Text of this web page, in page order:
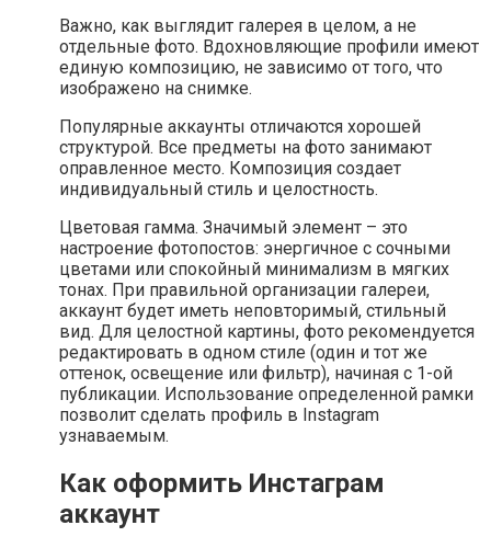
Важно, как выглядит галерея в целом, а не
отдельные фото. Вдохновляющие профили имеют
единую композицию, не зависимо от того, что
изображено на снимке.
Популярные аккаунты отличаются хорошей
структурой. Все предметы на фото занимают
оправленное место. Композиция создает
индивидуальный стиль и целостность.
Цветовая гамма. Значимый элемент – это
настроение фотопостов: энергичное с сочными
цветами или спокойный минимализм в мягких
тонах. При правильной организации галереи,
аккаунт будет иметь неповторимый, стильный
вид. Для целостной картины, фото рекомендуется
редактировать в одном стиле (один и тот же
оттенок, освещение или фильтр), начиная с 1-ой
публикации. Использование определенной рамки
позволит сделать профиль в Instagram
узнаваемым.
Как оформить Инстаграм
аккаунт